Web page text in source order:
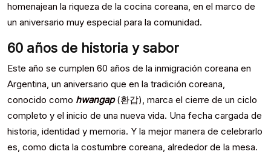
homenajean la riqueza de la cocina coreana, en el marco de
un aniversario muy especial para la comunidad.
60 años de historia y sabor
Este año se cumplen 60 años de la inmigración coreana en
Argentina, un aniversario que en la tradición coreana,
conocido como hwangap (환갑), marca el cierre de un ciclo
completo y el inicio de una nueva vida. Una fecha cargada de
historia, identidad y memoria. Y la mejor manera de celebrarlo
es, como dicta la costumbre coreana, alrededor de la mesa.